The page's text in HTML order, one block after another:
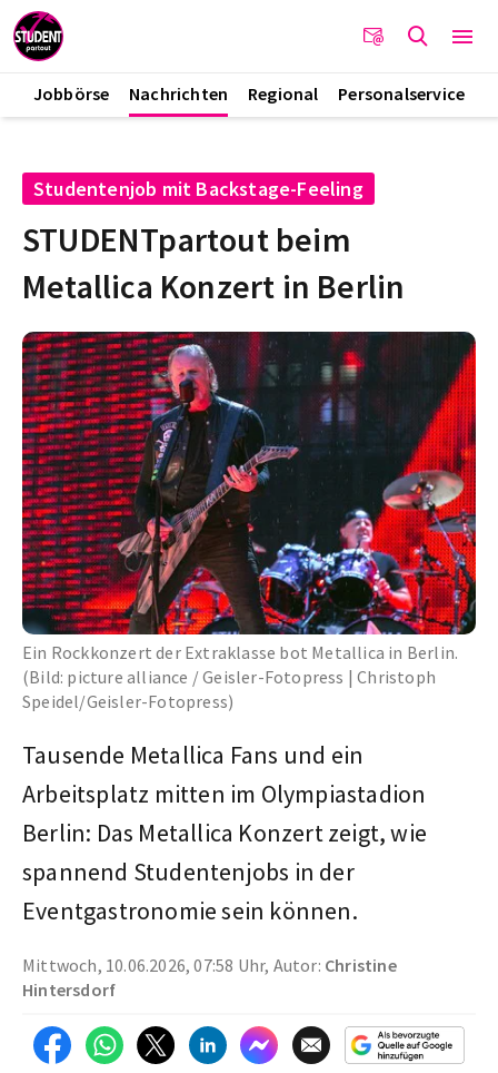
Jobbörse Nachrichten Regional Personalservice
Studentenjob mit Backstage-Feeling
STUDENTpartout beim
Metallica Konzert in Berlin
Ein Rockkonzert der Extraklasse bot Metallica in Berlin.
(Bild: picture alliance / Geisler-Fotopress | Christoph
Speidel/Geisler-Fotopress)
Tausende Metallica Fans und ein
Arbeitsplatz mitten im Olympiastadion
Berlin: Das Metallica Konzert zeigt, wie
spannend Studentenjobs in der
Eventgastronomie sein können.
Mittwoch, 10.06.2026, 07:58 Uhr, Autor: Christine
Hintersdorf